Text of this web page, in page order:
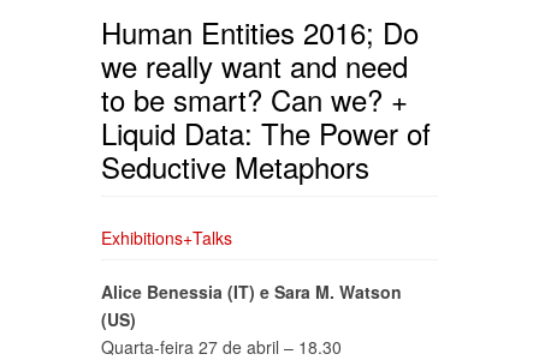
Human Entities 2016; Do
we really want and need
to be smart? Can we? +
Liquid Data: The Power of
Seductive Metaphors
Exhibitions+Talks
Alice Benessia (IT) e Sara M. Watson
(US)
Quarta-feira 27 de abril – 18.30